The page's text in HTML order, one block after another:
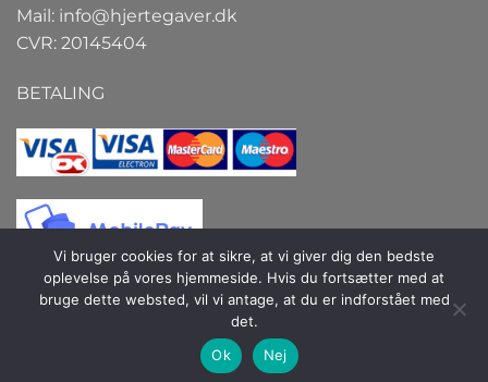
Mail: info@hjertegaver.dk
CVR: 20145404
BETALING
Hjertegaver.dk| Hjertegaver.dk er et
selskab under firmaet Interact
Vi bruger cookies for at sikre, at vi giver dig den bedste
oplevelse på vores hjemmeside. Hvis du fortsætter med at
bruge dette websted, vil vi antage, at du er indforstået med
det.
Ok
Nej